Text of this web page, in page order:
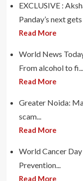
EXCLUSIVE :
Panday’s next
Read More
World News
From alcohol to fi...
Read More
Greater Noida:
scam...
Read More
World Cancer
Prevention...
Read More